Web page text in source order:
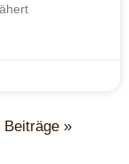
Beiträge »